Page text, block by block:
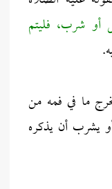
شرب، فليتم
ما في فمه من
يشرب أن يذكره